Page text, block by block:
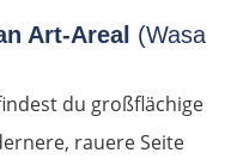
Art-Areal (Wasa
du großflächige
rauere Seite